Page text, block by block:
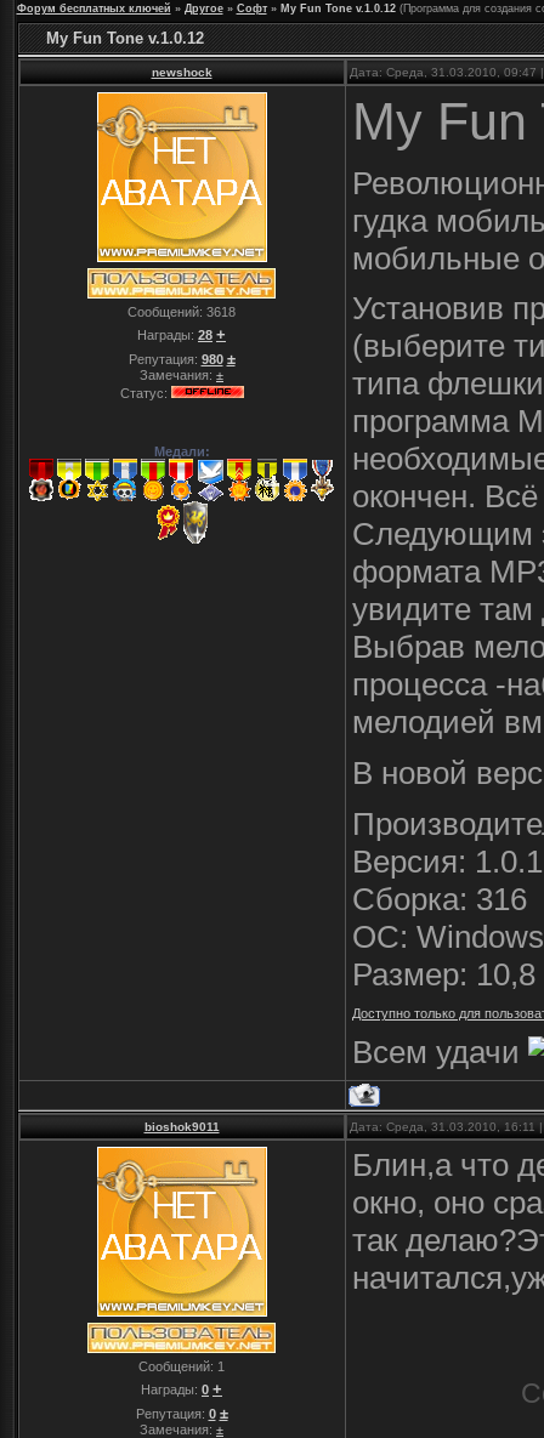
Форум бесплатных ключей » Другое » Софт » My Fun Tone v.1.0.12 (Программа для создания
My Fun Tone v.1.0.12
newshock Дата: Среда, 31.03.2010,
Сообщений: 3618
Награды: 28 +
Репутация: 980 ±
Замечания: ±
Статус:
Медали:
My Fun
гудка
мобильные
Установив
(выберите
типа
программа
окончен.
Следующим
формата
увидите там
Выбрав
процесса -
мелодией
В новой
Версия:
Сборка: 316
ОС:
Размер: 10,8
Доступно только для
Всем удачи
bioshok9011 Дата: Среда, 31.03.2010,
Сообщений: 1
Награды: 0 +
Репутация: 0 ±
Замечания: ±
Блин,а что
окно, оно
так